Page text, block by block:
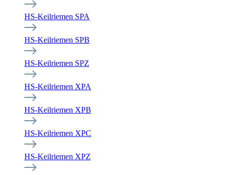
HS-Keilriemen SPA
HS-Keilriemen SPB
HS-Keilriemen SPZ
HS-Keilriemen XPA
HS-Keilriemen XPB
HS-Keilriemen XPC
HS-Keilriemen XPZ